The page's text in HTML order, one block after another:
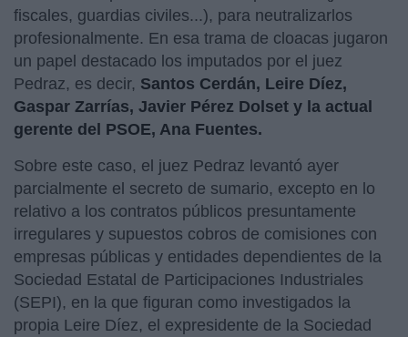
fiscales, guardias civiles...), para neutralizarlos
profesionalmente. En esa trama de cloacas jugaron
un papel destacado los imputados por el juez
Pedraz, es decir, Santos Cerdán, Leire Díez,
Gaspar Zarrías, Javier Pérez Dolset y la actual
gerente del PSOE, Ana Fuentes.
Sobre este caso, el juez Pedraz levantó ayer
parcialmente el secreto de sumario, excepto en lo
relativo a los contratos públicos presuntamente
irregulares y supuestos cobros de comisiones con
empresas públicas y entidades dependientes de la
Sociedad Estatal de Participaciones Industriales
(SEPI), en la que figuran como investigados la
propia Leire Díez, el expresidente de la Sociedad